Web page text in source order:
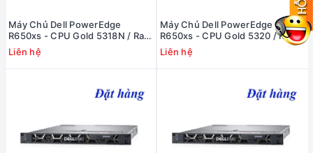
Máy Chủ Dell PowerEdge
R650xs - CPU Gold 5318N / Ram
16GB / Raid H345 / 2x PS
Liên hệ
Máy Chủ Dell PowerEdge
R650xs - CPU Gold 5320 / Ram
16GB / Raid H345 / 2x PS
Liên hệ